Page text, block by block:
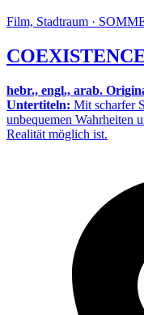
Film, Stadtraum ·
hebr., engl., arab.
Untertiteln: Mit scharfer
unbequemen Wahrheiten
Realität möglich ist.